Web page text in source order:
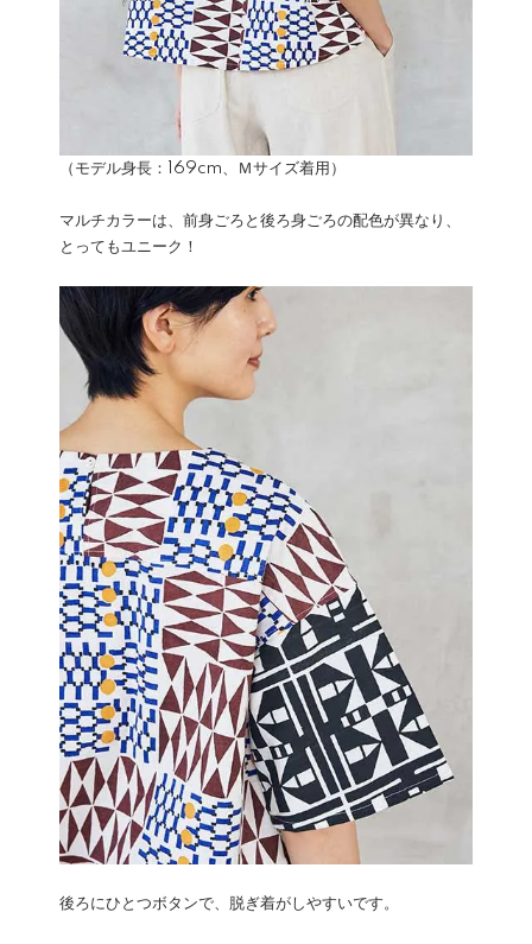
（モデル身長：169cm、Ｍサイズ着用）
マルチカラーは、前身ごろと後ろ身ごろの配色が異なり、
とってもユニーク！
後ろにひとつボタンで、脱ぎ着がしやすいです。